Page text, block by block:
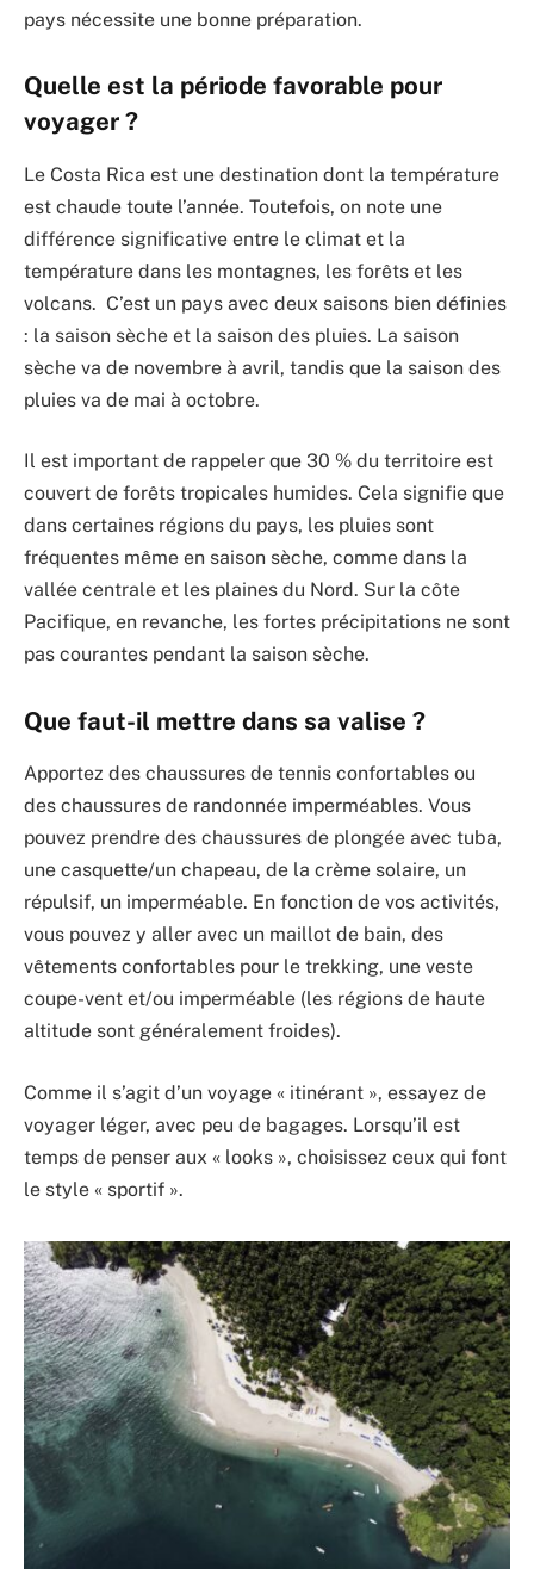
pays nécessite une bonne préparation.
Quelle est la période favorable pour
voyager ?
Le Costa Rica est une destination dont la température
est chaude toute l’année. Toutefois, on note une
différence significative entre le climat et la
température dans les montagnes, les forêts et les
volcans. C’est un pays avec deux saisons bien définies
: la saison sèche et la saison des pluies. La saison
sèche va de novembre à avril, tandis que la saison des
pluies va de mai à octobre.
Il est important de rappeler que 30 % du territoire est
couvert de forêts tropicales humides. Cela signifie que
dans certaines régions du pays, les pluies sont
fréquentes même en saison sèche, comme dans la
vallée centrale et les plaines du Nord. Sur la côte
Pacifique, en revanche, les fortes précipitations ne sont
pas courantes pendant la saison sèche.
Que faut-il mettre dans sa valise ?
Apportez des chaussures de tennis confortables ou
des chaussures de randonnée imperméables. Vous
pouvez prendre des chaussures de plongée avec tuba,
une casquette/un chapeau, de la crème solaire, un
répulsif, un imperméable. En fonction de vos activités,
vous pouvez y aller avec un maillot de bain, des
vêtements confortables pour le trekking, une veste
coupe-vent et/ou imperméable (les régions de haute
altitude sont généralement froides).
Comme il s’agit d’un voyage « itinérant », essayez de
voyager léger, avec peu de bagages. Lorsqu’il est
temps de penser aux « looks », choisissez ceux qui font
le style « sportif ».